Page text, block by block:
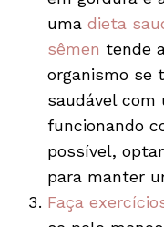
umadieta
sêmen tende
organismo se
saudável
funcionando
possível,
para manter
Faça